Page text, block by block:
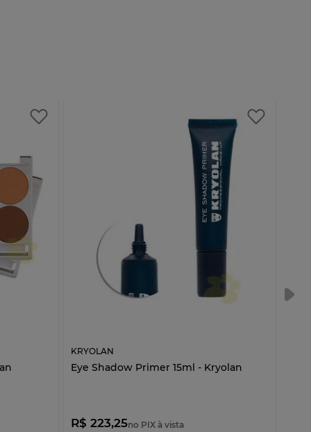
KRYOLAN
Eye Shadow Primer 15ml - Kryolan
R$ 223,25no PIX à vista